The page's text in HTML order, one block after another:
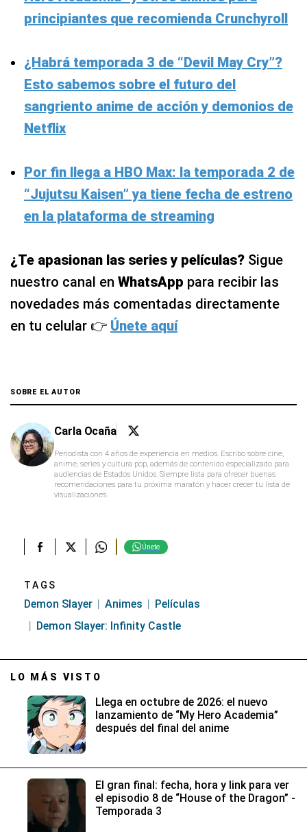
principiantes que recomienda Crunchyroll
¿Habrá temporada 3 de “Devil May Cry”?
Esto sabemos sobre el futuro del
sangriento anime de acción y demonios de
Netflix
Por fin llega a HBO Max: la temporada 2 de
“Jujutsu Kaisen” ya tiene fecha de estreno
en la plataforma de streaming
¿Te apasionan las series y películas? Sigue
nuestro canal en WhatsApp para recibir las
novedades más comentadas directamente
en tu celular 👉 Únete aquí
SOBRE EL AUTOR
Carla Ocaña
Periodista con 4 años de experiencia en medios. Escribo sobre cine,
anime, series y cultura pop, además de contenido especializado para
audiencias de Estados Unidos. Siempre lista para ofrecer buenas
recomendaciones para tu próxima maratón y hacer crecer tu lista de
visualizaciones.
Únete
TAGS
Demon Slayer Animes
Películas
Demon Slayer: Infinity Castle
LO MÁS VISTO
Llega en octubre de 2026: el nuevo
lanzamiento de “My Hero Academia”
después del final del anime
El gran final: fecha, hora y link para ver
el episodio 8 de “House of the Dragon” -
Temporada 3